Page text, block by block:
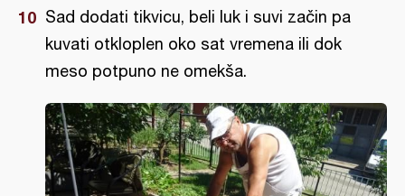
Sad dodati tikvicu, beli luk i suvi začin pa
kuvati otkloplen oko sat vremena ili dok
meso potpuno ne omekša.